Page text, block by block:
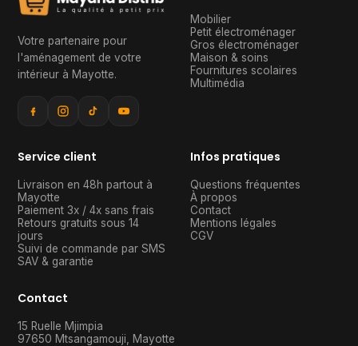
Votre partenaire pour
l'aménagement de votre
intérieur à Mayotte.
Mobilier
Petit électroménager
Gros électroménager
Maison & soins
Fournitures scolaires
Multimédia
Service client
Livraison en 48h partout à
Mayotte
Paiement 3x / 4x sans frais
Retours gratuits sous 14
jours
Suivi de commande par SMS
SAV & garantie
Infos pratiques
Questions fréquentes
À propos
Contact
Mentions légales
CGV
Contact
15 Ruelle Mjimpia
97650 Mtsangamouji
Mayotte